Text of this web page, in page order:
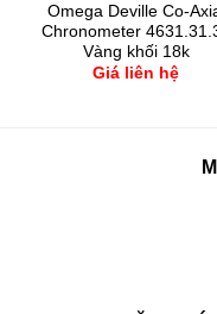
Omega Deville Co-
Chronometer
Vàng khối 18k
Giá liên hệ